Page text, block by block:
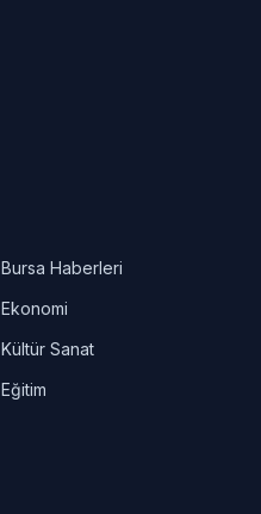
Bursa Haberleri
Ekonomi
Kültür Sanat
Eğitim